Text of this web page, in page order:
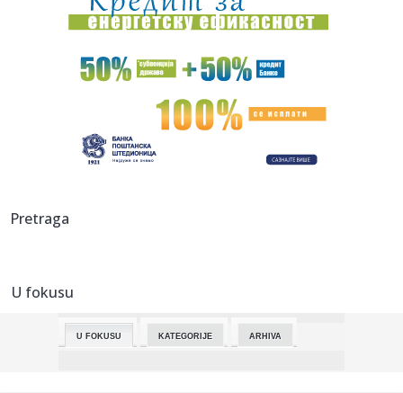
10:46:OPREZ VRANJANCI:Serija prevara se nastavlja!
10:45:Dejana Stefanović o izazovima koje publika ne vidi: Kako
izgleda...
U DENVERU OSTALI BEZ VELIKOG POJAČANJA: MVP odabrao
10:43:Nije menjao boje: Kodi stigao u Zvezdin bratski klub
10:38:
10:37:
Raspored utakmica SP za četvrtak: Veliki dan za Hrvatsku -
Pretraga
U fokusu
U FOKUSU KATEGORIJE ARHIVA